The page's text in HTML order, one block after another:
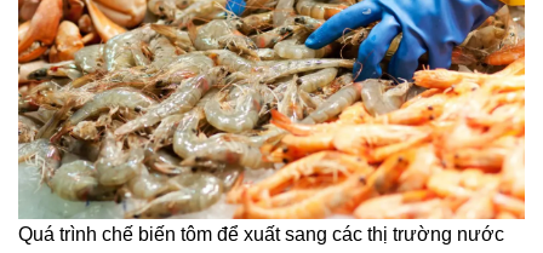
Quá trình chế biến tôm để xuất sang các thị trường nước